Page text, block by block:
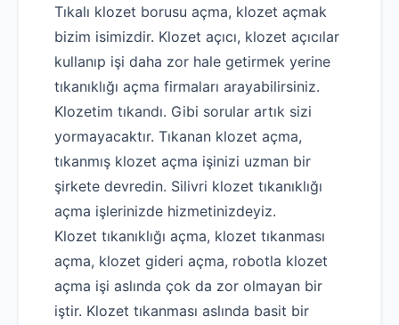
Tıkalı klozet borusu açma, klozet açmak
bizim isimizdir. Klozet açıcı, klozet açıcılar
kullanıp işi daha zor hale getirmek yerine
tıkanıklığı açma firmaları arayabilirsiniz.
Klozetim tıkandı. Gibi sorular artık sizi
yormayacaktır. Tıkanan klozet açma,
tıkanmış klozet açma işinizi uzman bir
şirkete devredin. Silivri klozet tıkanıklığı
açma işlerinizde hizmetinizdeyiz.
Klozet tıkanıklığı açma, klozet tıkanması
açma, klozet gideri açma, robotla klozet
açma işi aslında çok da zor olmayan bir
iştir. Klozet tıkanması aslında basit bir